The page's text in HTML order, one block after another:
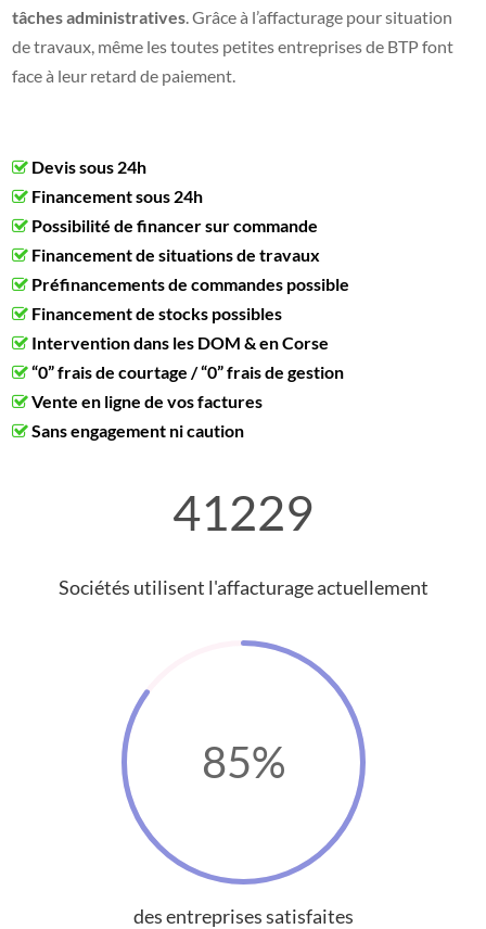
tâches administratives. Grâce à l’affacturage pour situation
de travaux, même les toutes petites entreprises de BTP font
face à leur retard de paiement.
Devis sous 24h
Financement sous 24h
Possibilité de financer sur commande
Financement de situations de travaux
Préfinancements de commandes possible
Financement de stocks possibles
Intervention dans les DOM & en Corse
“0” frais de courtage / “0” frais de gestion
Vente en ligne de vos factures
Sans engagement ni caution
41229
Sociétés utilisent l'affacturage actuellement
85%
des entreprises satisfaites